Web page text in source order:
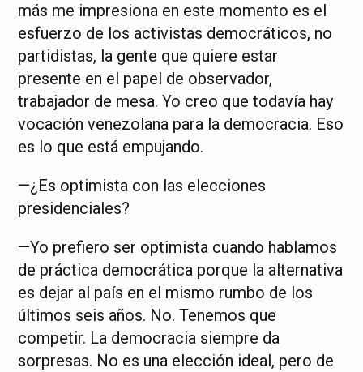
más me impresiona en este momento es el
esfuerzo de los activistas democráticos, no
partidistas, la gente que quiere estar
presente en el papel de observador,
trabajador de mesa. Yo creo que todavía hay
vocación venezolana para la democracia. Eso
es lo que está empujando.
—¿Es optimista con las elecciones
presidenciales?
—Yo prefiero ser optimista cuando hablamos
de práctica democrática porque la alternativa
es dejar al país en el mismo rumbo de los
últimos seis años. No. Tenemos que
competir. La democracia siempre da
sorpresas. No es una elección ideal, pero de